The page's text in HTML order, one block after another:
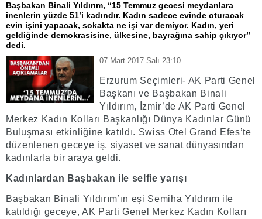
Başbakan Binali Yıldırım, “15 Temmuz gecesi meydanlara
inenlerin yüzde 51’i kadındır. Kadın sadece evinde oturacak
evin işini yapacak, sokakta ne işi var demiyor. Kadın, yeri
geldiğinde demokrasisine, ülkesine, bayrağına sahip çıkıyor”
dedi.
07 Mart 2017 Salı 23:10
Erzurum Seçimleri- AK Parti Genel
Başkanı ve Başbakan Binali
Yıldırım, İzmir’de AK Parti Genel
Merkez Kadın Kolları Başkanlığı Dünya Kadınlar Günü
Buluşması etkinliğine katıldı. Swiss Otel Grand Efes’te
düzenlenen geceye iş, siyaset ve sanat dünyasından
kadınlarla bir araya geldi.
Kadınlardan Başbakan ile selfie yarışı
Başbakan Binali Yıldırım’ın eşi Semiha Yıldırım ile
katıldığı geceye, AK Parti Genel Merkez Kadın Kolları